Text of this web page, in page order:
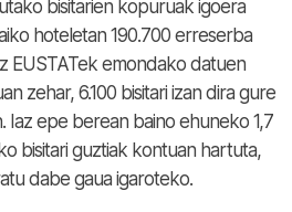
bisitarien kopuruak igoera
hoteletan 190.700 erreserba
EUSTATek emondako datuen
zehar, 6.100 bisitari izan dira gure
epe berean baino ehuneko 1,7
bisitari guztiak kontuan hartuta,
dabe gaua igaroteko.